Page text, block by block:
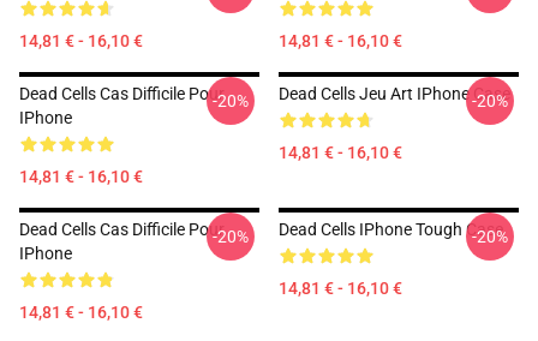
14,81 € - 16,10 € 14,81 € - 16,10 €
Dead Cells Cas Difficile Pour
IPhone
14,81 € - 16,10 €
-20% Dead Cells Jeu Art IPhone Case
14,81 € - 16,10 €
-20%
Dead Cells Cas Difficile Pour
IPhone
14,81 € - 16,10 €
-20% Dead Cells IPhone Tough Case
14,81 € - 16,10 €
-20%